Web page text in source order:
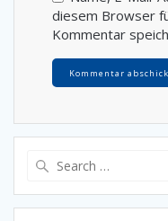
diesem Browser
Kommentar